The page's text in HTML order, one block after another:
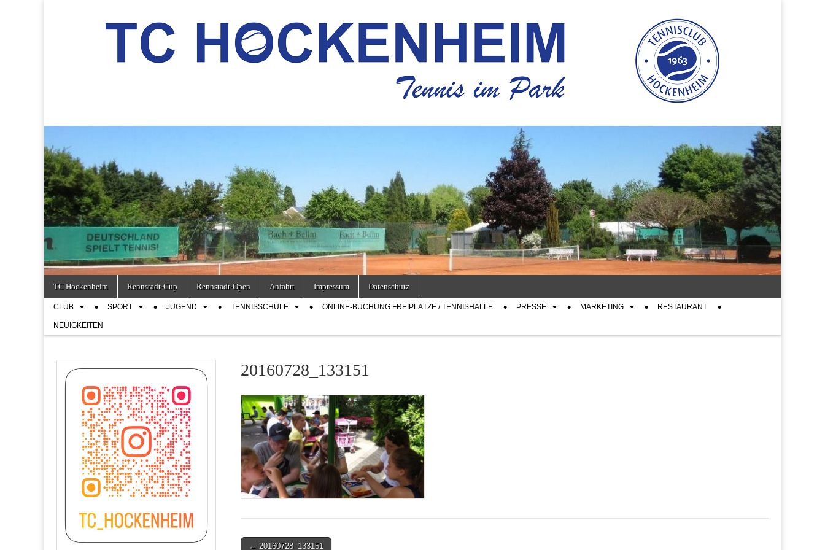
TC Hockenheim
Main
menu
content
TC Hockenheim Rennstadt-Cup Rennstadt-Open Anfahrt Impressum Datenschutz
SubCLUB SPORT JUGEND TENNISSCHULE ONLINE-BUCHUNG FREIPLÄTZE / TENNISHALLE PRESSE MARKETING RESTAURANT
NEUIGKEITEN
20160728_133151
Post← 20160728_133151